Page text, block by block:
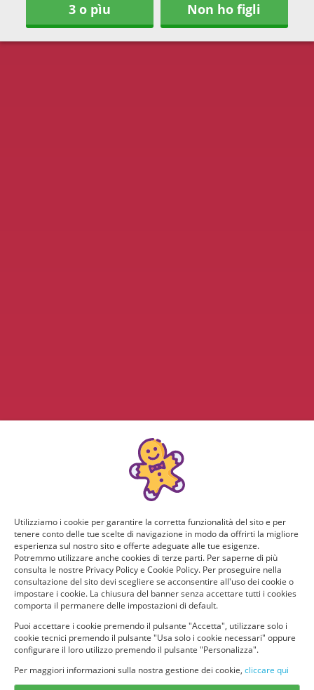
3 o pìu Non ho figli
© provaprodottigratis.it 2023 | All Rights Reserved.
Utilizziamo i cookie per garantire la corretta funzionalità del sito e per
tenere conto delle tue scelte di navigazione in modo da offrirti la migliore
esperienza sul nostro sito e offerte adeguate alle tue esigenze.
Potremmo utilizzare anche cookies di terze parti. Per saperne di più
consulta le nostre Privacy Policy e Cookie Policy. Per proseguire nella
consultazione del sito devi scegliere se acconsentire all'uso dei cookie o
impostare i cookie. La chiusura del banner senza accettare tutti i cookies
comporta il permanere delle impostazioni di default.
Puoi accettare i cookie premendo il pulsante "Accetta", utilizzare solo i
cookie tecnici premendo il pulsante "Usa solo i cookie necessari" oppure
configurare il loro utilizzo premendo il pulsante "Personalizza".
Per maggiori informazioni sulla nostra gestione dei cookie, cliccare qui